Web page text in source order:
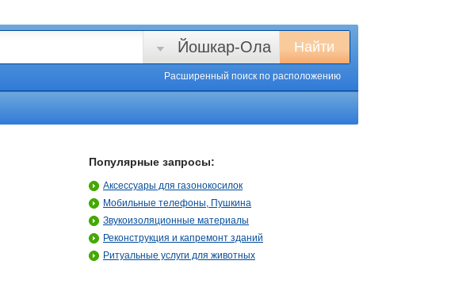
Найти
Йошкар-Ола
Расширенный поиск по расположению
Популярные запросы:
Аксессуары для газонокосилок
Мобильные телефоны, Пушкина
Звукоизоляционные материалы
Реконструкция и капремонт зданий
Ритуальные услуги для животных